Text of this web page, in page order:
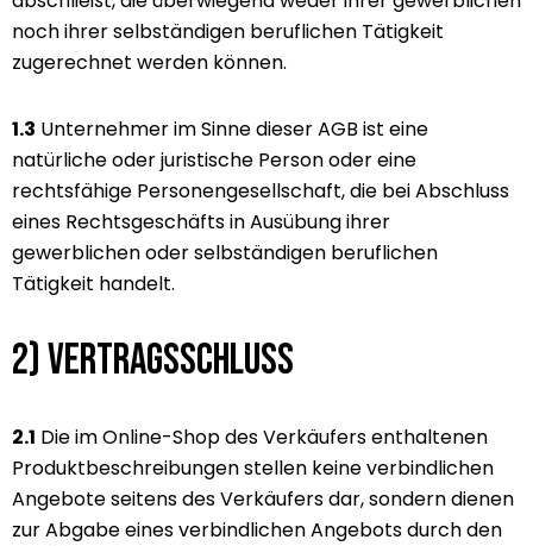
noch ihrer selbständigen beruflichen Tätigkeit
zugerechnet werden können.
1.3 Unternehmer im Sinne dieser AGB ist eine
natürliche oder juristische Person oder eine
rechtsfähige Personengesellschaft, die bei Abschluss
eines Rechtsgeschäfts in Ausübung ihrer
gewerblichen oder selbständigen beruflichen
Tätigkeit handelt.
2) Vertragsschluss
2.1 Die im Online-Shop des Verkäufers enthaltenen
Produktbeschreibungen stellen keine verbindlichen
Angebote seitens des Verkäufers dar, sondern dienen
zur Abgabe eines verbindlichen Angebots durch den